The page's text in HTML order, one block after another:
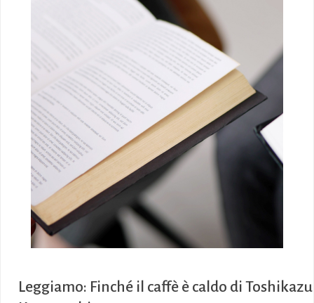
Leggiamo: Finché il caffè è caldo di Toshikazu